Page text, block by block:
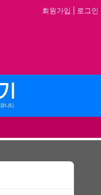
회원가입 로그인